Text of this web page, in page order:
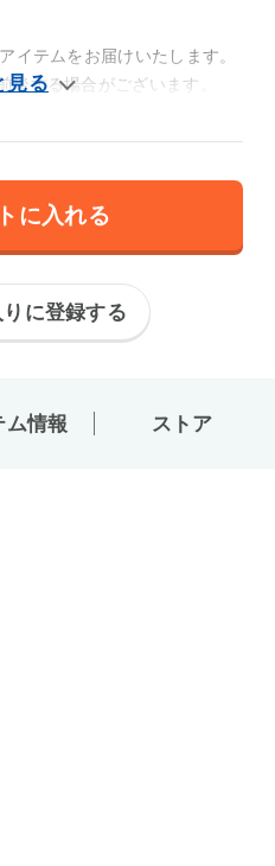
イテムをお届けいたします。
する場合がございます。
に入れる
に登録する
ム情報 ストア